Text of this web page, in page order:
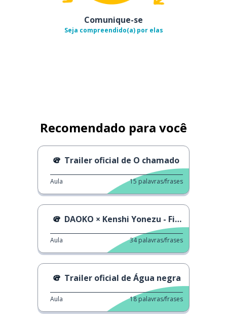
Comunique-se
Seja compreendido(a) por elas
Recomendado para você
Trailer oficial de O chamado
Aula 15 palavras/frases
DAOKO × Kenshi Yonezu - Fireworks
Aula 34 palavras/frases
Trailer oficial de Água negra
Aula 18 palavras/frases